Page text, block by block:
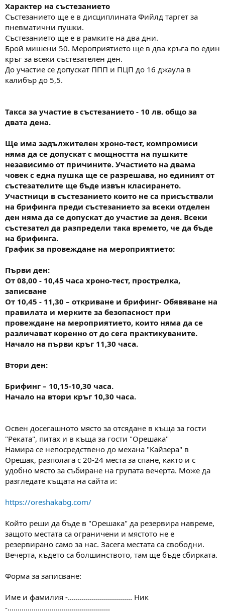
Характер на състезанието
Състезанието ще е в дисциплината Фийлд таргет за
пневматични пушки.
Състезанието ще е в рамките на два дни.
Брой мишени 50. Мероприятието ще в два кръга по един
кръг за всеки състезателен ден.
До участие се допускат ППП и ПЦП до 16 джаула в
калибър до 5,5.
Такса за участие в състезанието - 10 лв. общо за
двата дена.
Ще има задължителен хроно-тест, компромиси
няма да се допускат с мощността на пушките
независимо от причините. Участието на двама
човек с една пушка ще се разрешава, но единият от
състезателите ще бъде извън класирането.
Участници в състезанието които не са присъствали
на брифинга преди състезанието за всеки отделен
ден няма да се допускат до участие за деня. Всеки
състезател да разпредели така времето, че да бъде
на брифинга.
График за провеждане на мероприятието:
Първи ден:
От 08,00 - 10,45 часа хроно-тест, прострелка,
записване
От 10,45 - 11,30 – откриване и брифинг- Обявяване на
правилата и мерките за безопасност при
провеждане на мероприятието, които няма да се
различават коренно от до сега практикуваните.
Начало на първи кръг 11,30 часа.
Втори ден:
Брифинг – 10,15-10,30 часа.
Начало на втори кръг 10,30 часа.
Освен досегашното място за отсядане в къща за гости
"Реката", питах и в къща за гости "Орешака"
Намира се непосредствено до механа "Кайзера" в
Орешак, разполага с 20-24 места за спане, както и с
удобно място за събиране на групата вечерта. Може да
разгледате къщата на сайта и:
https://oreshakabg.com/
Който реши да бъде в "Орешака" да резервира навреме,
защото местата са ограничени и мястото не е
резервирано само за нас. Засега местата са свободни.
Вечерта, където са болшинството, там ще бъде сбирката.
Форма за записване:
Име и фамилия -................................ Ник
-...................................................